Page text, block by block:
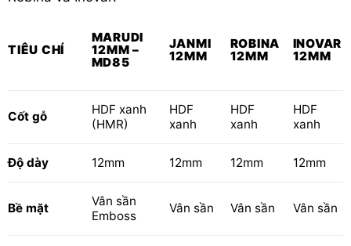
TIÊU CHÍ
MARUDI
12MM –
MD85
JANMI
12MM
ROBINA
12MM
INOVAR
12MM
Cốt gỗ
HDF xanh
(HMR)
HDF
xanh
HDF
xanh
HDF
xanh
Độ dày 12mm 12mm 12mm 12mm
Bề mặt
Vân sần
Emboss
Vân sần Vân sần Vân sần